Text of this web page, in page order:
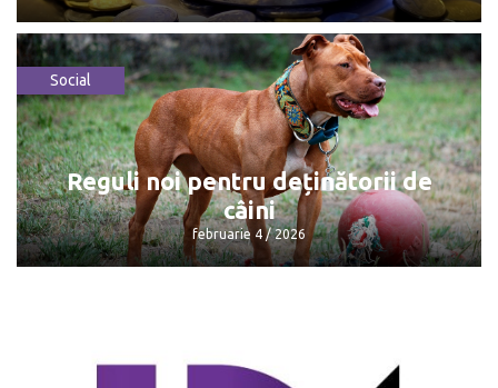
Consumatorii plătesc mai puțin pentru
gazele naturale
februarie 4 / 2026
Social
Reguli noi pentru deținătorii de
câini
februarie 4 / 2026
Reguli noi pentru deținătorii de câini